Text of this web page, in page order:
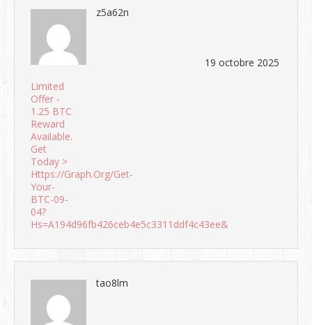
Limited
Offer -
1.25 BTC
Reward
Available.
Get
Today >
Https://graph.org/Get-
Your-
BTC-09-
04?
Hs=a194d96fb426ceb4e5c3311ddf4c43ee&
z5a62n
19 octobre 2025
tao8lm